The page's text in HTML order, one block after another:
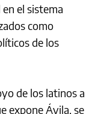
el sistema
como
de los
de los latinos a
expone Ávila, se